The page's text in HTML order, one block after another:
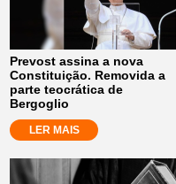
Prevost assina a nova
Constituição. Removida a
parte teocrática de
Bergoglio
LER MAIS